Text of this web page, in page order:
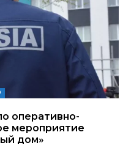
оперативно-
мероприятие
дом»